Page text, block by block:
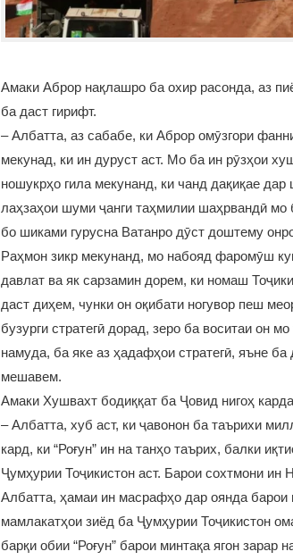
Амаки Аброр нақлашро ба охир расонда, аз
ба даст гирифт.
– Албатта, аз сабабе, ки Аброр омӯзгори
мекунад, ки ин дуруст аст. Мо ба ин рӯзҳои
ношукрҳо гила мекунанд, ки чанд дақиқае
лаҳзаҳои шуми ҷанги таҳмилии шаҳрвандӣ мо
бо шиками гурусна Ватанро дӯст доштему
Раҳмон зикр мекунанд, мо набояд фаромӯш
давлат ва як сарзамин дорем, ки номаш
даст диҳем, чунки он оқибати ногувор пеш
бузурги стратегӣ дорад, зеро ба воситаи он
намуда, ба яке аз ҳадафҳои стратегӣ, яъне ба
мешавем.
Амаки Хушвахт бодиққат ба Ҷовид нигоҳ
– Албатта, хуб аст, ки ҷавонон ба таърихи
кард, ки “Роғун” ин на танҳо таърих, балки
Ҷумҳурии Тоҷикистон аст. Барои сохтмони
Албатта, ҳамаи ин масрафҳо дар оянда
мамлакатҳои зиёд ба Ҷумҳурии Тоҷикистон
барқи обии “Роғун” барои минтақа ягон